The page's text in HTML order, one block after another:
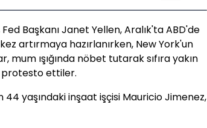
Başkanı Janet Yellen, Aralık'ta ABD'de
kez artırmaya hazırlanırken, New York'un
ışığında nöbet tutarak sıfıra yakın
protesto ettiler.
yaşındaki inşaat işçisi Mauricio Jimenez,